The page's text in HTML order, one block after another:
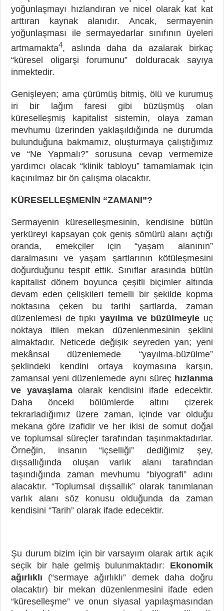
yoğunlaşmayı hızlandıran ve nicel olarak kat kat
arttıran kaynak alanıdır. Ancak, sermayenin
yoğunlaşması ile sermayedarlar sınıfının üyeleri
artmamakta4, aslında daha da azalarak birkaç
“küresel oligarşi forumunu” dolduracak sayıya
inmektedir.
Genişleyen; ama çürümüş bitmiş, ölü ve kurumuş
iri bir lağım faresi gibi büzüşmüş olan
küreselleşmiş kapitalist sistemin, olaya zaman
mevhumu üzerinden yaklaşıldığında ne durumda
bulunduğuna bakmamız, oluşturmaya çalıştığımız
ve “Ne Yapmalı?” sorusuna cevap vermemize
yardımcı olacak “klinik tabloyu” tamamlamak için
kaçınılmaz bir ön çalışma olacaktır.
KÜRESELLEŞMENİN “ZAMANI”?
Sermayenin küreselleşmesinin, kendisine bütün
yerküreyi kapsayan çok geniş sömürü alanı açtığı
oranda, emekçiler için “yaşam alanının”
daralmasını ve yaşam şartlarının kötüleşmesini
doğurduğunu tespit ettik. Sınıflar arasında bütün
kapitalist dönem boyunca çeşitli biçimler altında
devam eden çelişkileri temelli bir şekilde kopma
noktasına çeken bu tarihi şartlarda, zaman
düzenlemesi de tıpkı yayılma ve büzülmeyle uç
noktaya itilen mekan düzenlenmesinin şeklini
almaktadır. Neticede değişik seyreden yan; yeni
mekânsal düzenlemede “yayılma-büzülme”
şeklindeki kendini ortaya koymasına karşın,
zamansal yeni düzenlemede aynı süreç hızlanma
ve yavaşlamaolarak kendisini ifade edecektir.
Daha önceki bölümlerde altını çizerek
tekrarladığımız üzere zaman, içinde var olduğu
mekana göre izafidir ve her ikisi de somut doğal
ve toplumsal süreçler tarafından taşınmaktadırlar.
Örneğin, insanın “içselliği” dediğimiz şey,
dışsallığında oluşan varlık alanı tarafından
taşındığında zaman mevhumu “biyografi” adını
alacaktır. “Toplumsal dışsallık” olarak tanımlanan
varlık alanı söz konusu olduğunda da zaman
kendisini “Tarih” olarak ifade edecektir.
Şu durum bizim için bir varsayım olarak artık açık
seçik bir hale gelmiş bulunmaktadır: Ekonomik
ağırlıklı (“sermaye ağırlıklı” demek daha doğru
olacaktır) bir mekan düzenlenmesini ifade eden
“küreselleşme” ve onun siyasal yapılaşmasından